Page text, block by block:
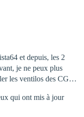
et depuis, les 2
je ne peux plus
les ventilos des CG…
qui ont mis à jour